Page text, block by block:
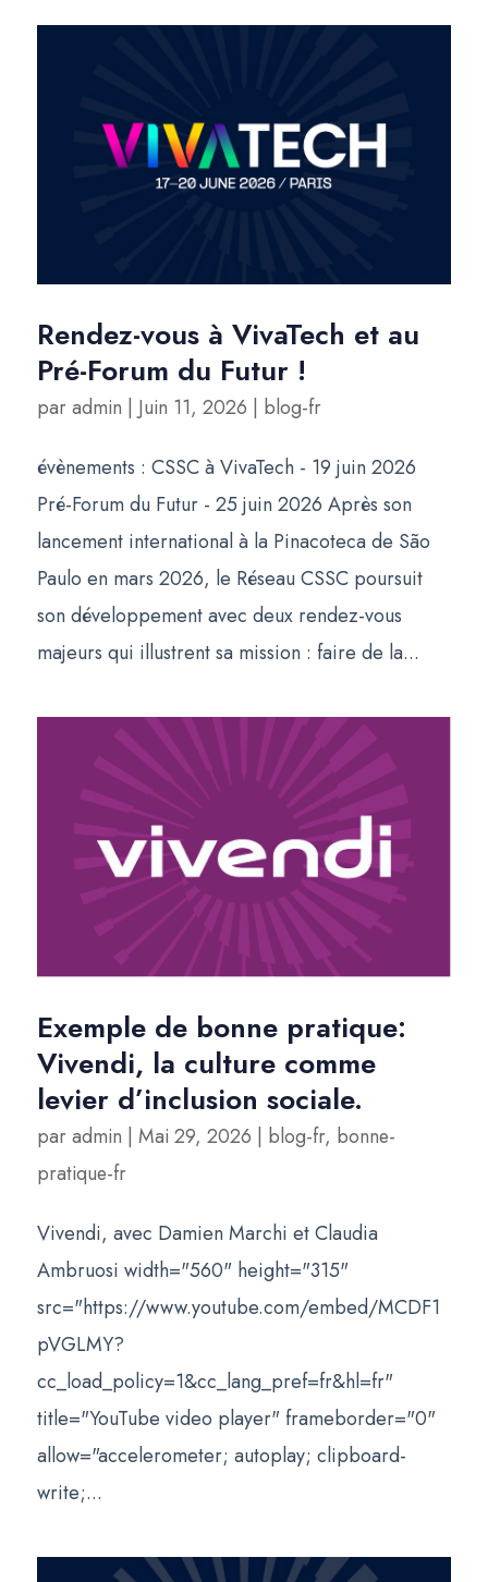
Rendez-vous à VivaTech et au
Pré-Forum du Futur !
paradmin Juin 11, 2026 blog-fr
évènements : CSSC à VivaTech - 19 juin 2026
Pré-Forum du Futur - 25 juin 2026 Après son
lancement international à la Pinacoteca de São
Paulo en mars 2026, le Réseau CSSC poursuit
son développement avec deux rendez-vous
majeurs qui illustrent sa mission : faire de la...
Exemple de bonne pratique:
Vivendi, la culture comme
levier d’inclusion sociale.
paradmin | Mai 29, 2026 | blog-fr, bonne-
pratique-fr
Vivendi, avec Damien Marchi et Claudia
Ambruosi width="560" height="315"
src="https://www.youtube.com/embed/MCDF1
pVGLMY?
cc_load_policy=1&cc_lang_pref=fr&hl=fr"
title="YouTube video player" frameborder="0"
allow="accelerometer; autoplay; clipboard-
write;...